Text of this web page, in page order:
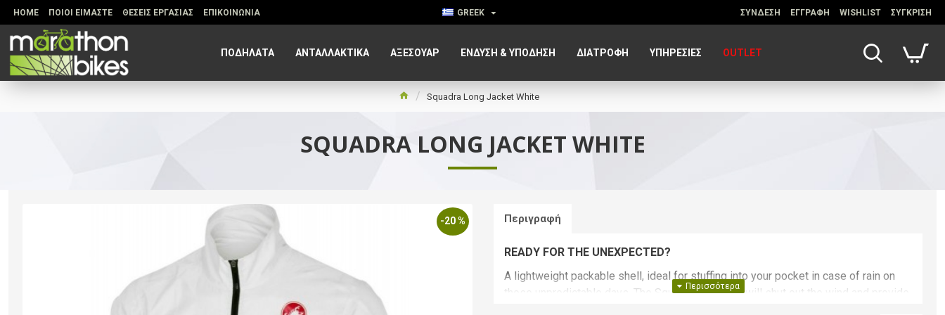
HOME ΠΟΙΟΙ ΕΙΜΑΣΤΕ ΘΕΣΕΙΣ ΕΡΓΑΣΙΑΣ ΕΠΙΚΟΙΝΩΝΙΑ GREEK ΣΥΝΔΕΣΗ ΕΓΓΡΑΦΗ WISHLIST ΣΥΓΚΡΙΣΗ
ΠΟΔΗΛΑΤΑ ΑΝΤΑΛΛΑΚΤΙΚΑ ΑΞΕΣΟΥΆΡ ΈΝΔΥΣΗ & ΥΠΌΔΗΣΗ ΔΙΑΤΡΟΦΉ ΥΠΗΡΕΣΊΕΣ OUTLET
Squadra Long Jacket White
SQUADRA LONG JACKET WHITE
-20 % Περιγραφή
READY FOR THE UNEXPECTED?
A lightweight packable shell, ideal for stuffing into your pocket in case of rain on
those unpredictable days. The Squadra ER jacket will shut out the wind and provide